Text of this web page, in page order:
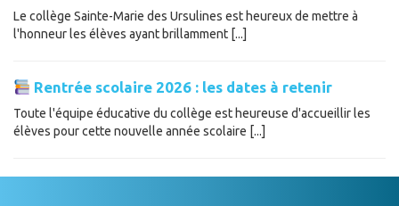
Le collège Sainte-Marie des Ursulines est heureux de mettre à
l'honneur les élèves ayant brillamment [...]
Rentrée scolaire 2026 : les dates à retenir
Toute l'équipe éducative du collège est heureuse d'accueillir les
élèves pour cette nouvelle année scolaire [...]